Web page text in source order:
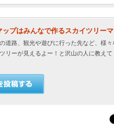
プはみんなで作るスカイツリー
道路、観光や遊びに行った先など、様
リーが見えるよー！と沢山の人に教え